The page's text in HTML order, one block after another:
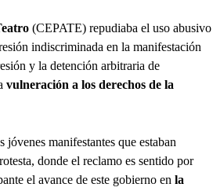
(CEPATE) repudiaba el uso abusivo
indiscriminada en la manifestación
y la detención arbitraria de
vulneración a los derechos de la
manifestantes que estaban
donde el reclamo es sentido por
el avance de este gobierno en la